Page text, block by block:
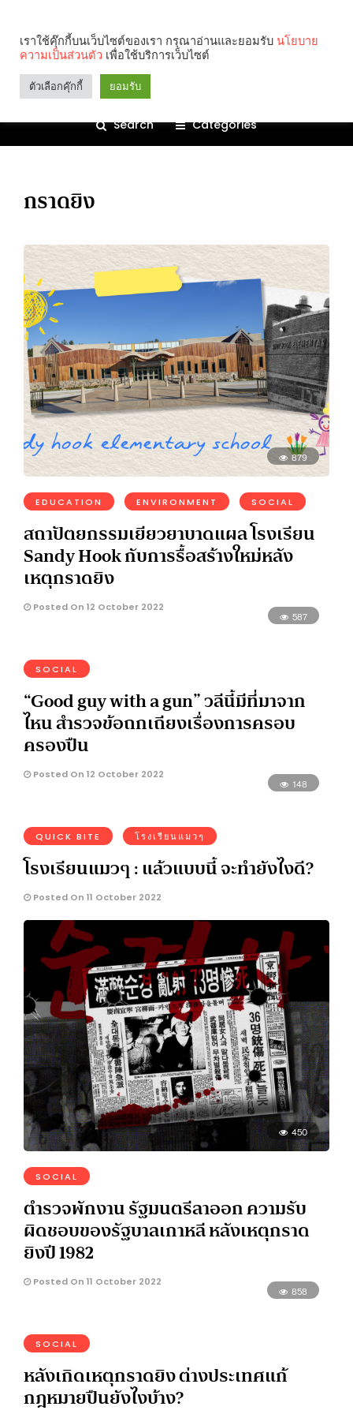
Search Categories
กราดยิง
879
EDUCATION ENVIRONMENT SOCIAL
สถาปัตยกรรมเยียวยาบาดแผล โรงเรียน
Sandy Hook กับการรื้อสร้างใหม่หลัง
เหตุกราดยิง
Posted On 12 October 2022
587
SOCIAL
“Good guy with a gun” วลีนี้มีที่มาจาก
ไหน สำรวจข้อถกเถียงเรื่องการครอบ
ครองปืน
Posted On 12 October 2022
148
QUICK BITE โรงเรียนแมวๆ
โรงเรียนแมวๆ : แล้วแบบนี้ จะทำยังไงดี?
Posted On 11 October 2022
450
SOCIAL
ตำรวจพักงาน รัฐมนตรีลาออก ความรับ
ผิดชอบของรัฐบาลเกาหลี หลังเหตุกราด
ยิงปี 1982
Posted On 11 October 2022
858
SOCIAL
หลังเกิดเหตุกราดยิง ต่างประเทศแก้
กฎหมายปืนยังไงบ้าง?
เราใช้คุ๊กกี้บนเว็บไซต์ของเรา กรุณาอ่านและยอมรับ นโยบาย
ความเป็นส่วนตัว เพื่อใช้บริการเว็บไซต์
ตัวเลือกคุ๊กกี้ ยอมรับ